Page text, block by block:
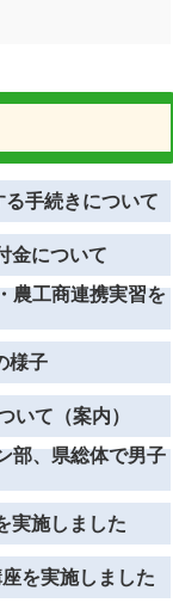
手続きについて
金について
農工商連携実習を
様子
いて（案内）
部、県総体で男子
実施しました
を実施しました